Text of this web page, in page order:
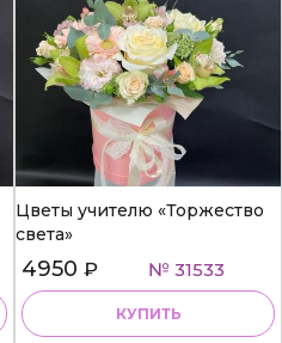
Цветы учителю «Торжество
света»
4950 ₽ № 31533
КУПИТЬ